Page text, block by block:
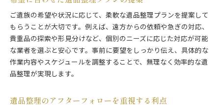
ご遺族の希望や状況に応じて、柔軟な遺品整理プランを提案して
もらうことが大切です。例えば、遠方からの依頼や急ぎの対応、
貴重品の探索や形見分けなど、個別のニーズに応じた対応が可能
な業者を選ぶと安心です。事前に要望をしっかり伝え、具体的な
作業内容やスケジュールを調整することで、無理なく効率的な遺
品整理が実現します。
遺品整理のアフターフォローを重視する利点